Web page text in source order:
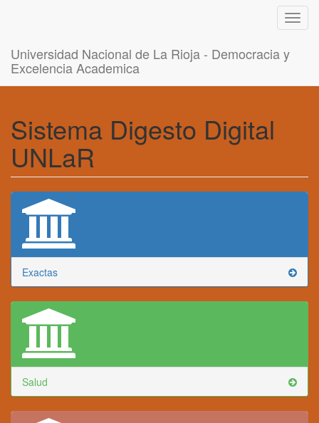
Universidad Nacional de La Rioja - Democracia y
Excelencia Academica
Sistema Digesto Digital
UNLaR
Exactas
Salud